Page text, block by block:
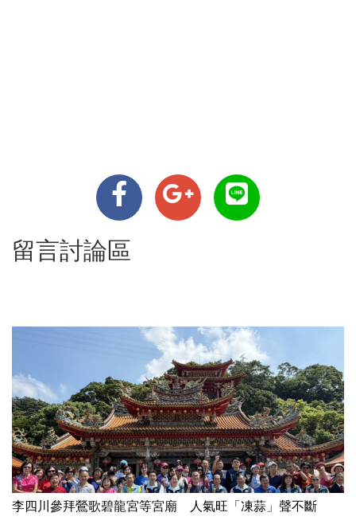
留言討論區
李四川參拜鶯歌碧龍宮等宮廟 人氣旺「凍蒜」聲不斷